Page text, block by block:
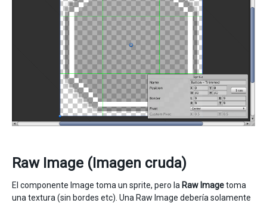
Raw Image (Imagen cruda)
El componente Image toma un sprite, pero la Raw Imagetoma
una textura (sin bordes etc). Una Raw Image debería solamente